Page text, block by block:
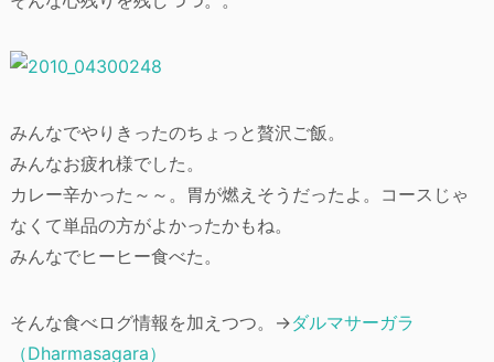
みんなでやりきったのちょっと贅沢ご飯。
みんなお疲れ様でした。
カレー辛かった～～。胃が燃えそうだったよ。コースじゃ
なくて単品の方がよかったかもね。
みんなでヒーヒー食べた。
そんな食べログ情報を加えつつ。→ダルマサーガラ
（Dharmasagara）